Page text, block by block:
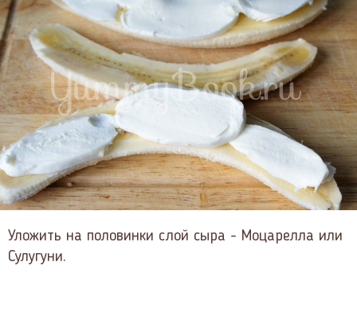
Уложить на половинки слой сыра - Моцарелла или
Сулугуни.